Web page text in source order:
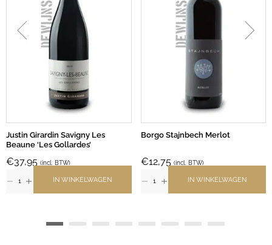
Justin Girardin Savigny Les
Beaune ‘Les Gollardes’
€37,95 (incl. BTW)
IN WINKELWAGEN
Borgo Stajnbech Merlot
€12,75 (incl. BTW)
IN WINKELWAGEN